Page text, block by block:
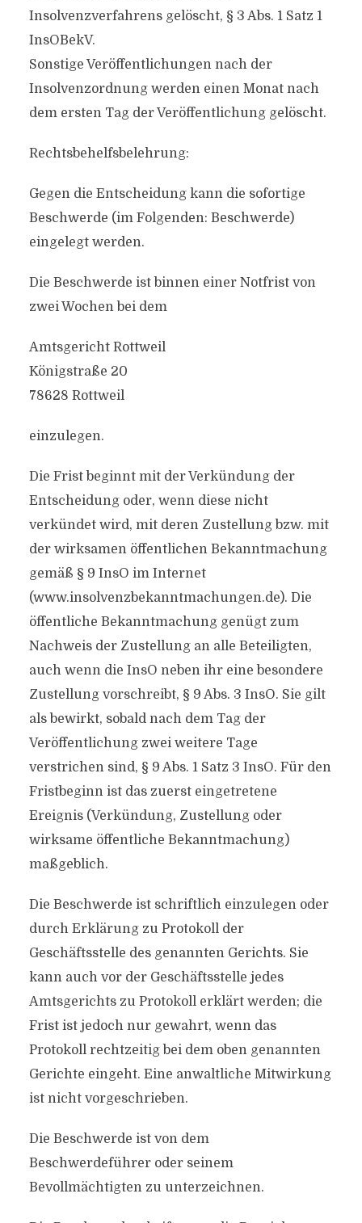
Insolvenzverfahrens gelöscht, § 3 Abs. 1 Satz 1
InsOBekV.
Sonstige Veröffentlichungen nach der
Insolvenzordnung werden einen Monat nach
dem ersten Tag der Veröffentlichung gelöscht.
Rechtsbehelfsbelehrung:
Gegen die Entscheidung kann die sofortige
Beschwerde (im Folgenden: Beschwerde)
eingelegt werden.
Die Beschwerde ist binnen einer Notfrist von
zwei Wochen bei dem
Amtsgericht Rottweil
Königstraße 20
78628 Rottweil
einzulegen.
Die Frist beginnt mit der Verkündung der
Entscheidung oder, wenn diese nicht
verkündet wird, mit deren Zustellung bzw. mit
der wirksamen öffentlichen Bekanntmachung
gemäß § 9 InsO im Internet
(www.insolvenzbekanntmachungen.de). Die
öffentliche Bekanntmachung genügt zum
Nachweis der Zustellung an alle Beteiligten,
auch wenn die InsO neben ihr eine besondere
Zustellung vorschreibt, § 9 Abs. 3 InsO. Sie gilt
als bewirkt, sobald nach dem Tag der
Veröffentlichung zwei weitere Tage
verstrichen sind, § 9 Abs. 1 Satz 3 InsO. Für den
Fristbeginn ist das zuerst eingetretene
Ereignis (Verkündung, Zustellung oder
wirksame öffentliche Bekanntmachung)
maßgeblich.
Die Beschwerde ist schriftlich einzulegen oder
durch Erklärung zu Protokoll der
Geschäftsstelle des genannten Gerichts. Sie
kann auch vor der Geschäftsstelle jedes
Amtsgerichts zu Protokoll erklärt werden; die
Frist ist jedoch nur gewahrt, wenn das
Protokoll rechtzeitig bei dem oben genannten
Gerichte eingeht. Eine anwaltliche Mitwirkung
ist nicht vorgeschrieben.
Die Beschwerde ist von dem
Beschwerdeführer oder seinem
Bevollmächtigten zu unterzeichnen.